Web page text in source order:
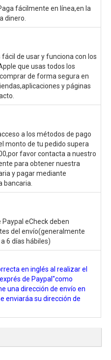
fácilmente en línea,en la
dinero.
fácil de usar y funciona con los
que usas todos los
de forma segura en
y páginas
a los métodos de pago
monto de tu pedido supera
favor contacta a nuestro
para obtener nuestra
y pagar mediante
bancaria.
Paypal eCheck deben
del envío(generalmente
6 días hábiles)
en inglés al realizar el
de Paypal"como
una dirección de envío en
enviaráa su dirección de